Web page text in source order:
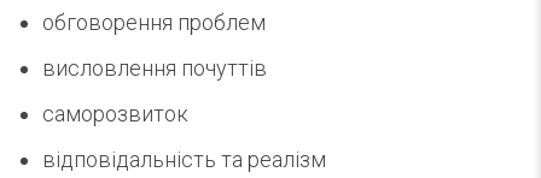
обговорення проблем
висловлення почуттів
саморозвиток
відповідальність та реалізм